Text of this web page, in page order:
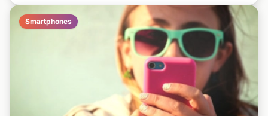
Smartphones